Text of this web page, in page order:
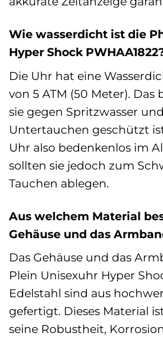
Wie wasserdicht ist die
Hyper Shock
Die Uhr hat eine
von 5 ATM (50 Meter). Das
sie gegen Spritzwasser
Untertauchen geschützt
Uhr also bedenkenlos im
sollten sie jedoch zum
Tauchen ablegen.
Aus welchem Material
Gehäuse und das
Das Gehäuse und das
Plein Unisexuhr Hyper
Edelstahl sind aus
gefertigt. Dieses Material
seine Robustheit,